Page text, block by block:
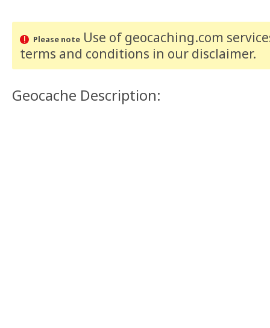
Please noteUse of geocaching.com
terms and conditions in our disclaimer.
Geocache Description: